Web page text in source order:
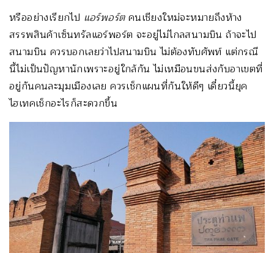
หรืออย่างเรียกไป แอร์พอร์ตคนเชียงใหม่จะหมายถึงห้าง
สรรพสินค้าเซ็นทรัลแอร์พอร์ต จะอยู่ไม่ไกลสนามบิน ถ้าจะไป
สนามบิน ควรบอกเลยว่าไปสนามบิน ไม่ต้องทับศัพท์ แต่กรณี
นี้ไม่เป็นปัญหานักเพราะอยู่ใกล้กัน ไม่เหมือนขนส่งกับอาเขตที่
อยู่กันคนละมุมเมืองเลย ควรเช็กแผนที่กันให้ดีๆ เดี๋ยวนี้ยุค
ไฮเทคเช็กอะไรก็สะดวกขึ้น